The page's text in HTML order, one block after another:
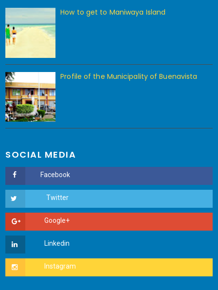
How to get to Maniwaya Island
Profile of the Municipality of Buenavista
SOCIAL MEDIA